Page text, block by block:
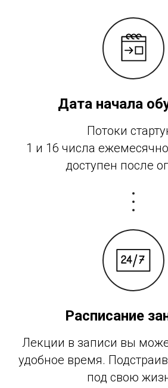
Дата начала
Потоки
1 и 16 числа
доступен после
Расписание
Лекции в записи вы
удобное время.
под свою